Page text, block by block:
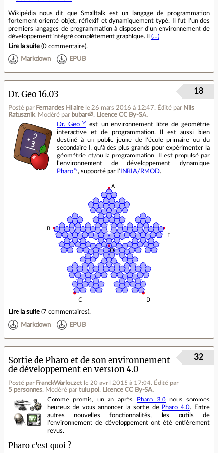
Wikipédia nous dit que Smalltalk est un langage de programmation
fortement orienté objet, réflexif et dynamiquement typé. Il fut l'un des
premiers langages de programmation à disposer d'un environnement de
développement intégré complètement graphique. Il (…)
Lire la suite (0 commentaire).
Markdown EPUB
Dr. Geo 16.03
Posté par Fernandes Hilaire le 26 mars 2016 à 12:47. Édité par Nils
Ratusznik. Modéré par bubar🦥. Licence CC By‑SA.
18
Dr. Geo
est un environnement libre de géométrie
interactive et de programmation. Il est aussi bien
destiné à un public jeune de l'école primaire ou du
secondaire I, qu'à des plus grands pour expérimenter la
géométrie et/ou la programmation. Il est propulsé par
l'environnement de développement dynamique
Pharo
, supporté par l' INRIA/RMOD.
Lire la suite (7 commentaires).
Markdown EPUB
Sortie de Pharo et de son environnement
de développement en version 4.0
Posté par FranckWarlouzet le 20 avril 2015 à 17:04. Édité par
5 personnes. Modéré par tuiu pol . Licence CC By‑SA.
32
Comme promis, un an après Pharo 3.0nous sommes
heureux de vous annoncer la sortie de Pharo 4.0. Entre
autres nouvelles fonctionnalités, les outils de
l'environnement de développement ont été entièrement
revus.
Pharo c'est quoi ?